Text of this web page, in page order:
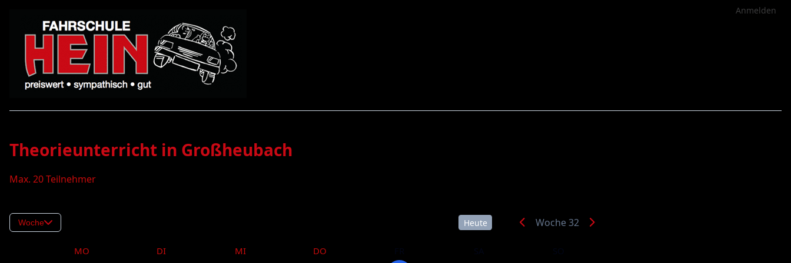
Anmelden
Theorieunterricht in Großheubach
Max. 20 Teilnehmer
Woche 32
Heute
Woche
MO DI MI DO